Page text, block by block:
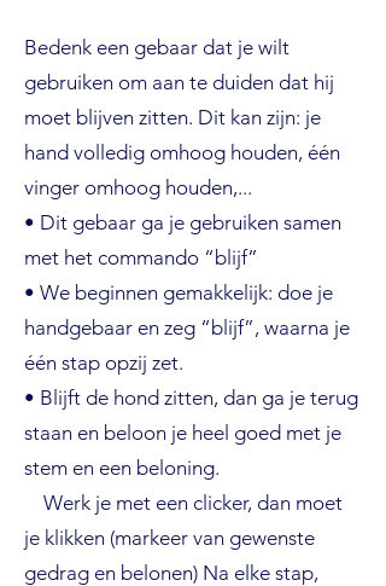
Bedenk een gebaar dat je wilt
gebruiken om aan te duiden dat hij
moet blijven zitten. Dit kan zijn: je
hand volledig omhoog houden, één
vinger omhoog houden,...
• Dit gebaar ga je gebruiken samen
met het commando “blijf”
• We beginnen gemakkelijk: doe je
handgebaar en zeg “blijf”, waarna je
één stap opzij zet.
• Blijft de hond zitten, dan ga je terug
staan en beloon je heel goed met je
stem en een beloning.
Werk je met een clicker, dan moet
je klikken (markeer van gewenste
gedrag en belonen) Na elke stap,